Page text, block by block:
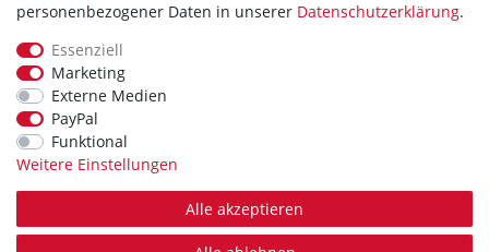
WIR VERSENDEN MIT
* Alle Preise verstehen sich inkl. MwSt. zzgl. Versandkosten. Alle Angebote sind
personenbezogener Daten in unserer Daten­schutz­erklärung.
Essenziell
Marketing
Externe Medien
PayPal
Funktional
Weitere Einstellungen
Alle akzeptieren